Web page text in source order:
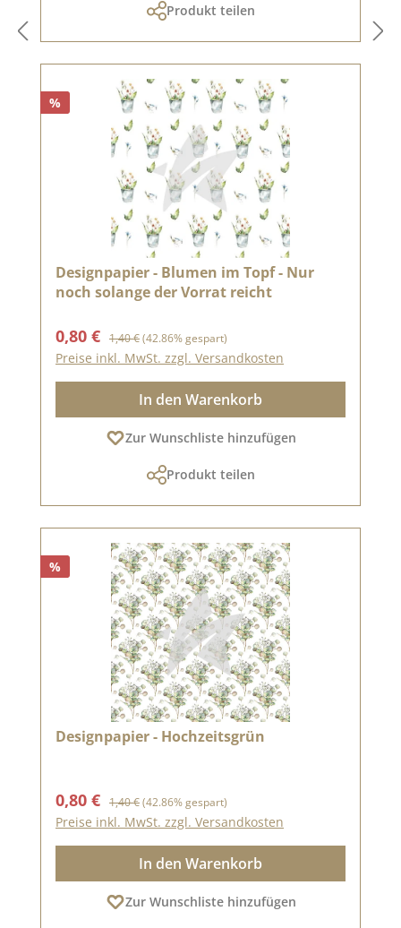
Produkt teilen
%
Designpapier - Blumen im Topf - Nur
noch solange der Vorrat reicht
Verkaufspreis:
0,80 € Regulärer Preis:
1,40 €(42.86% gespart)
Preise inkl. MwSt. zzgl. Versandkosten
In den Warenkorb
Zur Wunschliste hinzufügen
Produkt teilen
%
Designpapier - Hochzeitsgrün
Verkaufspreis:
0,80 € Regulärer Preis:
1,40 €(42.86% gespart)
Preise inkl. MwSt. zzgl. Versandkosten
In den Warenkorb
Zur Wunschliste hinzufügen